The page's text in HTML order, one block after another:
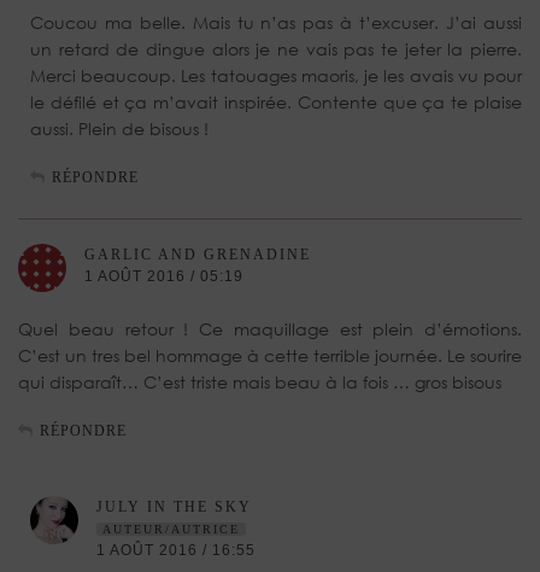
Coucou ma belle. Mais tu n’as pas à t’excuser. J’ai aussi
un retard de dingue alors je ne vais pas te jeter la pierre.
Merci beaucoup. Les tatouages maoris, je les avais vu pour
le défilé et ça m’avait inspirée. Contente que ça te plaise
aussi. Plein de bisous !
RÉPONDRE
GARLIC AND GRENADINE
1 AOÛT 2016 / 05:19
Quel beau retour ! Ce maquillage est plein d’émotions.
C’est un tres bel hommage à cette terrible journée. Le sourire
qui disparaît… C’est triste mais beau à la fois … gros bisous
RÉPONDRE
JULY IN THE SKY
AUTEUR/AUTRICE
1 AOÛT 2016 / 16:55